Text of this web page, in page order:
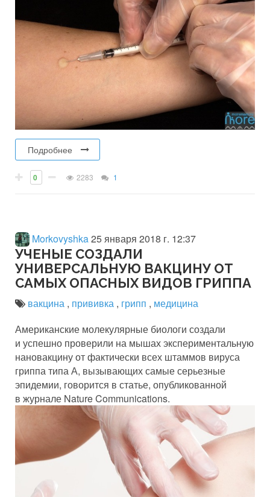
Подробнее
0 2283 1
Morkovyshka25 января 2018 г. 12:37
УЧЕНЫЕ СОЗДАЛИ
УНИВЕРСАЛЬНУЮ ВАКЦИНУ ОТ
САМЫХ ОПАСНЫХ ВИДОВ ГРИППА
вакцина , прививка , грипп , медицина
Американские молекулярные биологи создали
и успешно проверили на мышах экспериментальную
нановакцину от фактически всех штаммов вируса
гриппа типа А, вызывающих самые серьезные
эпидемии, говорится в статье, опубликованной
в журнале Nature Communications.